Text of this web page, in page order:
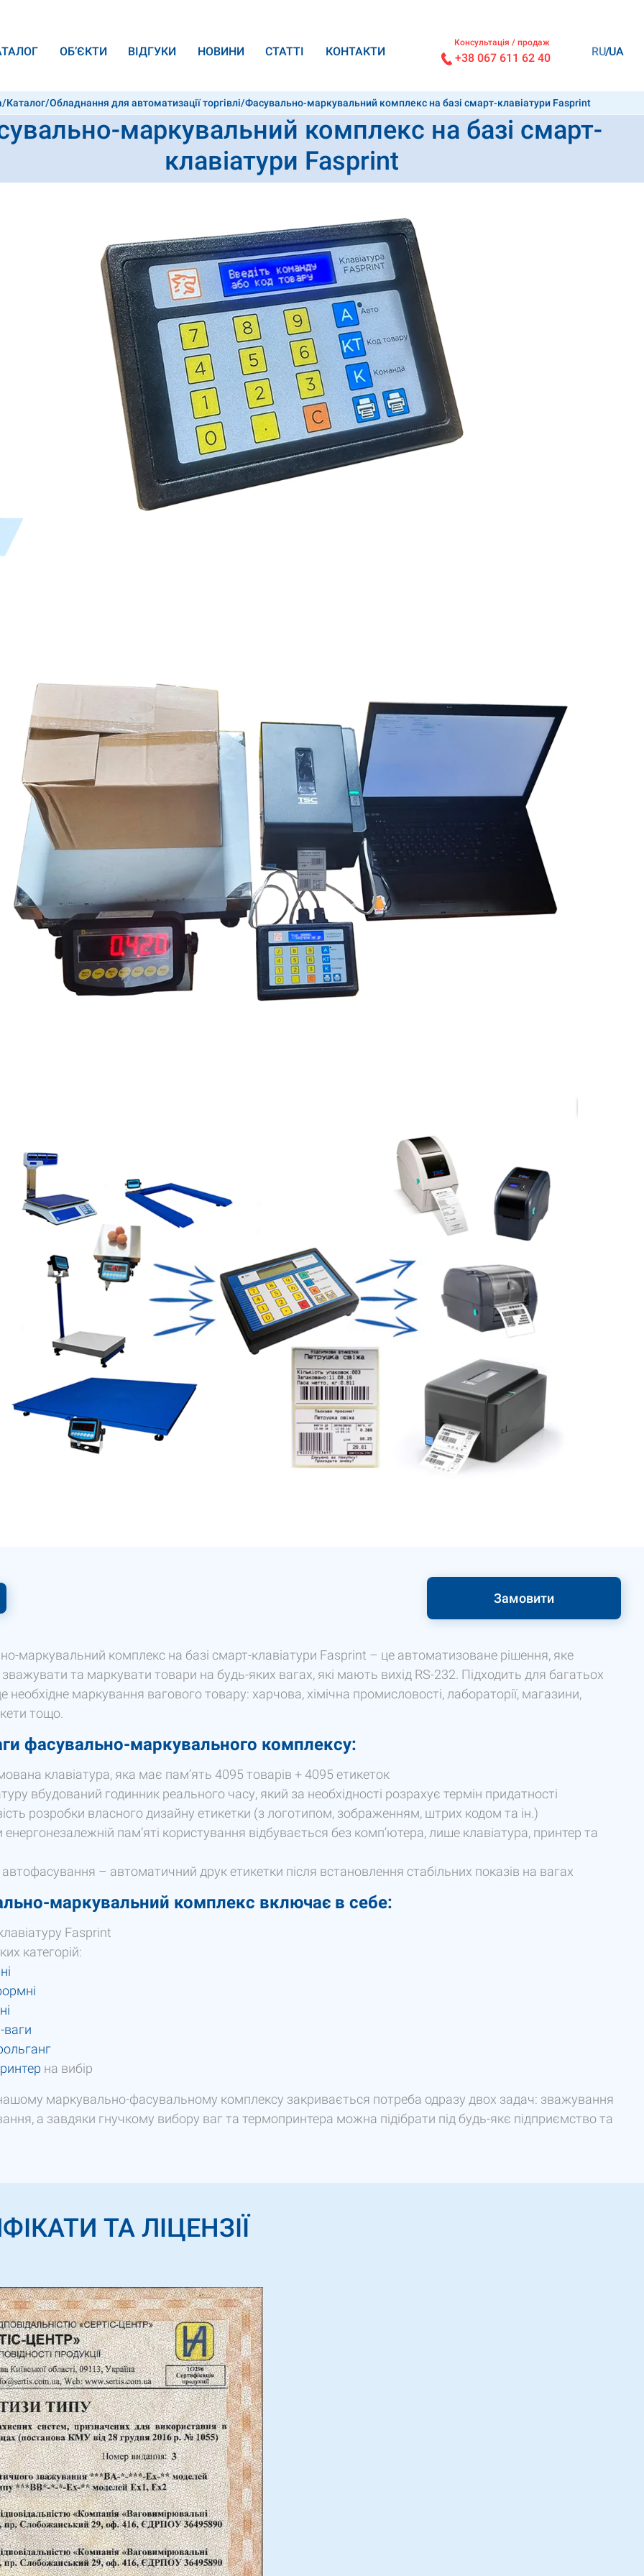
ОБ’ЄКТИ ВІДГУКИ НОВИНИ СТАТТІ КОНТАКТИ
Консультація / продаж
+38 067 611 62 40 RU UA
/Каталог/Обладнання для автоматизації торгівлі/Фасувально-маркувальний комплекс на базі смарт-клавіатури Fasprint
маркувальний комплекс на базі смарт-
клавіатури Fasprint
Замовити
маркувальний комплекс на базі смарт-клавіатури Fasprint – це автоматизоване рішення, яке
та маркувати товари на будь-яких вагах, які мають вихід RS-232. Підходить для багатьох
необхідне маркування вагового товару: харчова, хімічна промисловості, лабораторії, магазини,
тощо.
фасувально-маркувального комплексу:
клавіатура, яка має памʼять 4095 товарів + 4095 етикеток
вбудований годинник реального часу, який за необхідності розрахує термін придатності
розробки власного дизайну етикетки (з логотипом, зображенням, штрих кодом та ін.)
памʼяті користування відбувається без компʼютера, лише клавіатура, принтер та
– автоматичний друк етикетки після встановлення стабільних показів на вагах
маркувальний комплекс включає в себе:
Fasprint
категорій:
ваги
на вибір
маркувально-фасувальному комплексу закривається потреба одразу двох задач: зважування
а завдяки гнучкому вибору ваг та термопринтера можна підібрати під будь-якє підприємство та
ТА ЛІЦЕНЗІЇ